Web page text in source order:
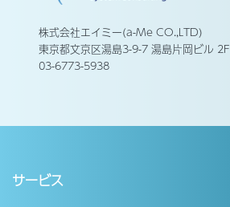
株式会社エイミー(a-Me CO.,LTD)
東京都文京区湯島3-9-7 湯島片岡ビル 2F
03-6773-5938
サービス